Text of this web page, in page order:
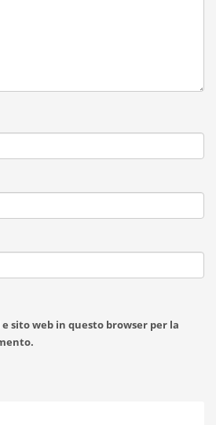
sito web in questo browser per la